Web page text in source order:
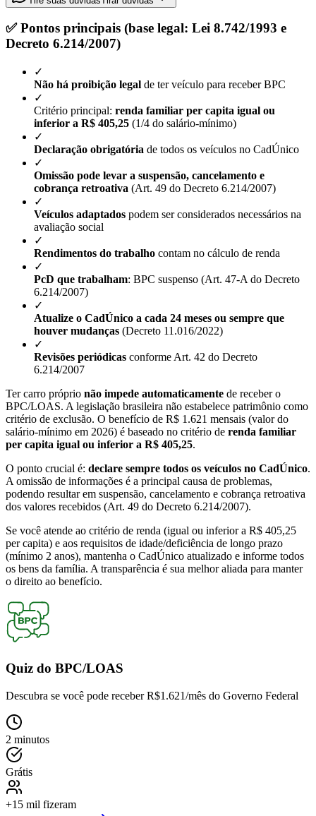
✅ Pontos principais (base legal: Lei 8.742/1993 e
Decreto 6.214/2007)
✓
Não há proibição legal de ter veículo para receber BPC
✓
Critério principal: renda familiar per capita igual ou
inferior a R$ 405,25 (1/4 do salário-mínimo)
✓
Declaração obrigatória de todos os veículos no CadÚnico
✓
Omissão pode levar a suspensão, cancelamento e
cobrança retroativa (Art. 49 do Decreto 6.214/2007)
✓
Veículos adaptados podem ser considerados necessários na
avaliação social
✓
Rendimentos do trabalho contam no cálculo de renda
✓
PcD que trabalham: BPC suspenso (Art. 47-A do Decreto
6.214/2007)
✓
Atualize o CadÚnico a cada 24 meses ou sempre que
houver mudanças (Decreto 11.016/2022)
✓
Revisões periódicas conforme Art. 42 do Decreto
6.214/2007
Ter carro próprio não impede automaticamente de receber o
BPC/LOAS. A legislação brasileira não estabelece patrimônio como
critério de exclusão. O benefício de R$ 1.621 mensais (valor do
salário-mínimo em 2026) é baseado no critério de renda familiar
per capita igual ou inferior a R$ 405,25.
O ponto crucial é: declare sempre todos os veículos no CadÚnico.
A omissão de informações é a principal causa de problemas,
podendo resultar em suspensão, cancelamento e cobrança retroativa
dos valores recebidos (Art. 49 do Decreto 6.214/2007).
Se você atende ao critério de renda (igual ou inferior a R$ 405,25
per capita) e aos requisitos de idade/deficiência de longo prazo
(mínimo 2 anos), mantenha o CadÚnico atualizado e informe todos
os bens da família. A transparência é sua melhor aliada para manter
o direito ao benefício.
Quiz do BPC/LOAS
Descubra se você pode receber R$1.621/mês do Governo Federal
2 minutos
Grátis
+15 mil fizeram